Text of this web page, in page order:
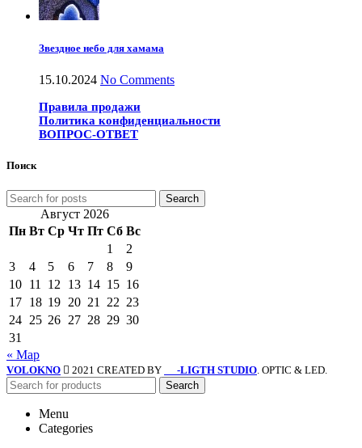
Звездное небо для хамама
15.10.2024 No Comments
Правила продажи
Политика конфиденциальности
ВОПРОС-ОТВЕТ
Поиск
Search
Август 2026
Пн Вт Ср Чт Пт Сб Вс
1
2
3
4 5 6 7 8
9
10 11 12 13 14 15 16
17 18 19 20 21 22 23
24 25 26 27 28 29 30
31
« Мар
VOLOKNO 2021 CREATED BY -LIGTH STUDIO. OPTIC & LED.
Search
Menu
Categories